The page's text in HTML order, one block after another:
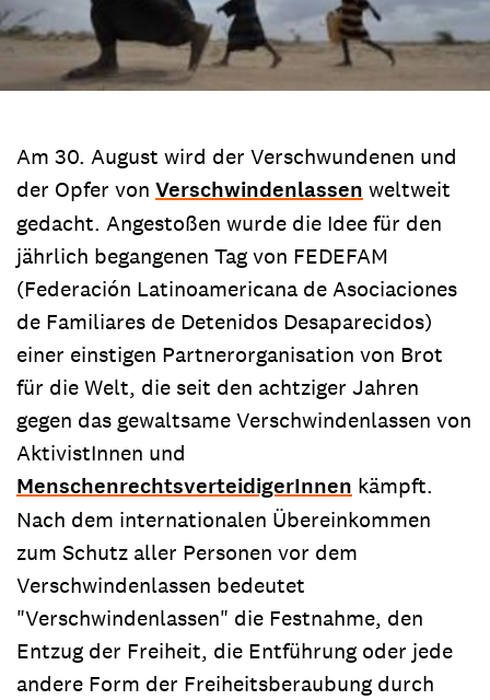
Am 30. August wird der Verschwundenen und
der Opfer von Verschwindenlassen weltweit
gedacht. Angestoßen wurde die Idee für den
jährlich begangenen Tag von FEDEFAM
(Federación Latinoamericana de Asociaciones
de Familiares de Detenidos Desaparecidos)
einer einstigen Partnerorganisation von Brot
für die Welt, die seit den achtziger Jahren
gegen das gewaltsame Verschwindenlassen von
AktivistInnen und
MenschenrechtsverteidigerInnen kämpft.
Nach dem internationalen Übereinkommen
zum Schutz aller Personen vor dem
Verschwindenlassen bedeutet
"Verschwindenlassen" die Festnahme, den
Entzug der Freiheit, die Entführung oder jede
andere Form der Freiheitsberaubung durch